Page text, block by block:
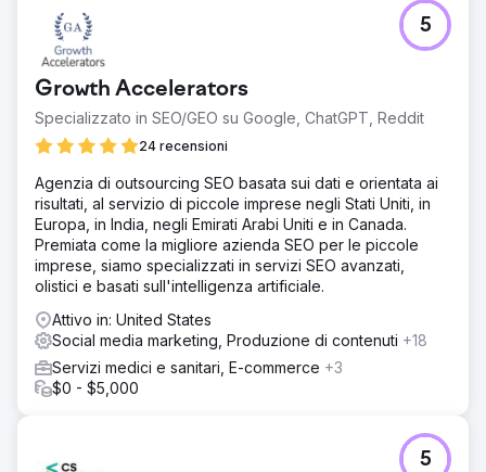
Growth Accelerators
Specializzato in SEO/GEO su Google, ChatGPT, Reddit
24 recensioni
5
Agenzia di outsourcing SEO basata sui dati e orientata ai
risultati, al servizio di piccole imprese negli Stati Uniti, in
Europa, in India, negli Emirati Arabi Uniti e in Canada.
Premiata come la migliore azienda SEO per le piccole
imprese, siamo specializzati in servizi SEO avanzati,
olistici e basati sull'intelligenza artificiale.
Attivo in: United States
Social media marketing, Produzione di contenuti +18
Servizi medici e sanitari, E-commerce +3
$0 - $5,000
5